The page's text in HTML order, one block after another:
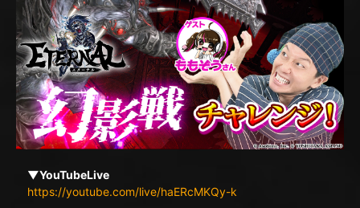
▼YouTubeLive
https://youtube.com/live/haERcMKQy-k